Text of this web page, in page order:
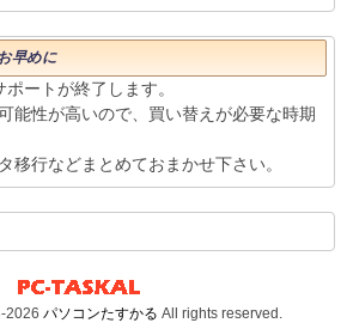
早めに
ートが終了します。
能性が高いので、買い替えが必要な時期
移行などまとめておまかせ下さい。
2026 パソコンたすかる All rights reserved.